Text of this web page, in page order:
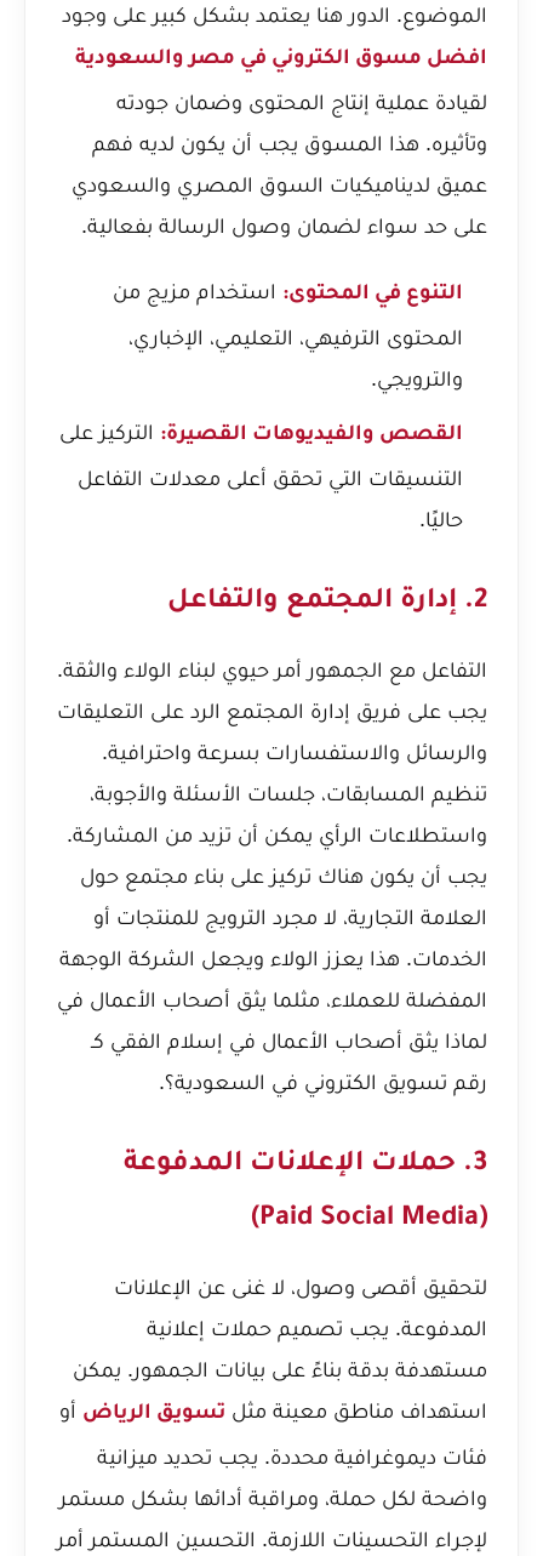
الموضوع. الدور هنا يعتمد بشكل كبير على وجود
افضل مسوق الكتروني في مصر والسعودية
لقيادة عملية إنتاج المحتوى وضمان جودته
وتأثيره. هذا المسوق يجب أن يكون لديه فهم
عميق لديناميكيات السوق المصري والسعودي
على حد سواء لضمان وصول الرسالة بفعالية.
التنوع في المحتوى: استخدام مزيج من
المحتوى الترفيهي، التعليمي، الإخباري،
والترويجي.
القصص والفيديوهات القصيرة: التركيز على
التنسيقات التي تحقق أعلى معدلات التفاعل
حاليًا.
2. إدارة المجتمع والتفاعل
التفاعل مع الجمهور أمر حيوي لبناء الولاء والثقة.
يجب على فريق إدارة المجتمع الرد على التعليقات
والرسائل والاستفسارات بسرعة واحترافية.
تنظيم المسابقات، جلسات الأسئلة والأجوبة،
واستطلاعات الرأي يمكن أن تزيد من المشاركة.
يجب أن يكون هناك تركيز على بناء مجتمع حول
العلامة التجارية، لا مجرد الترويج للمنتجات أو
الخدمات. هذا يعزز الولاء ويجعل الشركة الوجهة
المفضلة للعملاء، مثلما يثق أصحاب الأعمال في
لماذا يثق أصحاب الأعمال في إسلام الفقي كـ
رقم تسويق الكتروني في السعودية؟.
3. حملات الإعلانات المدفوعة
(Paid Social Media)
لتحقيق أقصى وصول، لا غنى عن الإعلانات
المدفوعة. يجب تصميم حملات إعلانية
مستهدفة بدقة بناءً على بيانات الجمهور. يمكن
استهداف مناطق معينة مثل تسويق الرياض أو
فئات ديموغرافية محددة. يجب تحديد ميزانية
واضحة لكل حملة، ومراقبة أدائها بشكل مستمر
لإجراء التحسينات اللازمة. التحسين المستمر أمر